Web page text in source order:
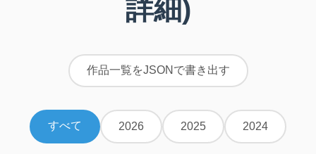
詳細)
作品一覧をJSONで書き出す
すべて 2026 2025 2024